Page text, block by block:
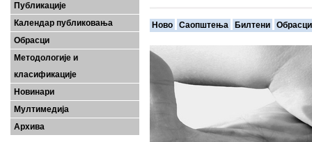
Публикације
Календар публиковања
Обрасци
Методологије и
класификације
Новинари
Мултимедија
Архива
Ново Саопштења Билтени Обрасци